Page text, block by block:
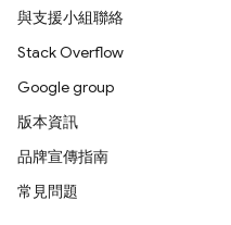
與支援小組聯絡
Stack Overflow
Google group
版本資訊
品牌宣傳指南
常見問題